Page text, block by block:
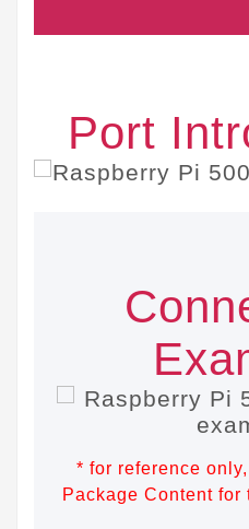
Port
* for reference
Package Content